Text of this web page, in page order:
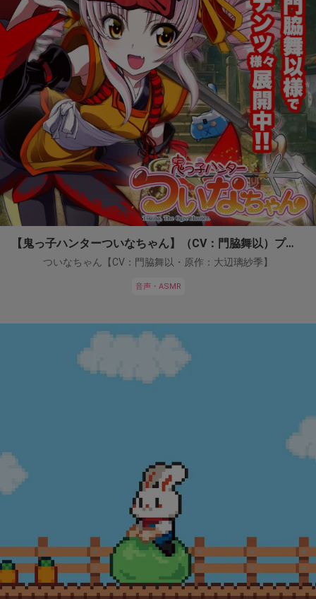
【鬼っ子ハンターついなちゃん】（CV：門脇舞以）プロジェクト！
ついなちゃん【CV：門脇舞以・原作：大辺璃紗季】
音声・ASMR